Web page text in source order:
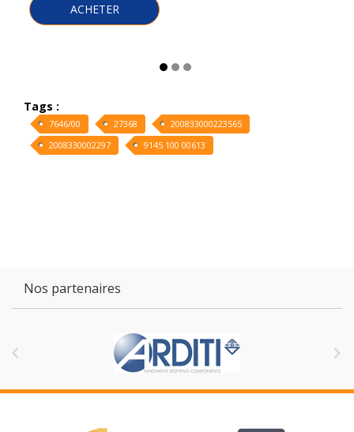
ACHETER
Tags :
7646/00 27368
200833000223565
2008330002297
9145 100 00613
Nos partenaires
 